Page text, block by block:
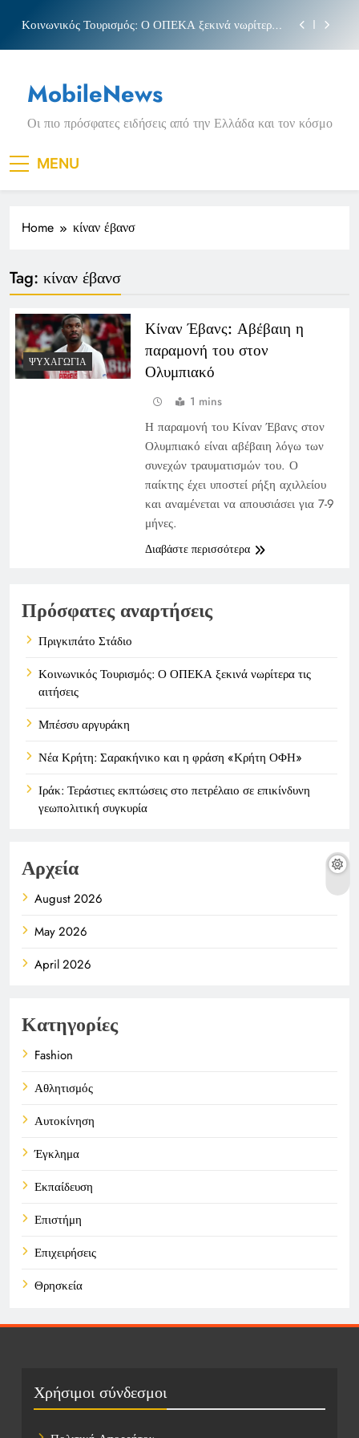
content
Κοινωνικός Τουρισμός: Ο ΟΠΕΚΑ ξεκινά νωρίτερα
Νέα Κρήτη: Σαρακήνικο και η φράση «Κρήτη
ΟΦΗ»
Πριγκιπάτο Στάδιο
Κοινωνικός Τουρισμός: Ο ΟΠΕΚΑ ξεκινά νωρίτερα
τις αιτήσεις
Μπέσσυ αργυράκη
Νέα Κρήτη: Σαρακήνικο και η φράση «Κρήτη
MobileNews
Οι πιο πρόσφατες ειδήσεις από την Ελλάδα και τον κόσμο
MENU
Home κίναν έβανσ
Tag: κίναν έβανσ
ΨΥΧΑΓΩΓΊΑ
Κίναν Έβανς: Αβέβαιη η
παραμονή του στον
Ολυμπιακό
1 mins
Η παραμονή του Κίναν Έβανς στον
Ολυμπιακό είναι αβέβαιη λόγω των
συνεχών τραυματισμών του. Ο
παίκτης έχει υποστεί ρήξη αχιλλείου
και αναμένεται να απουσιάσει για 7-9
μήνες.
Διαβάστε περισσότερα
Πρόσφατες αναρτήσεις
Πριγκιπάτο Στάδιο
Κοινωνικός Τουρισμός: Ο ΟΠΕΚΑ ξεκινά νωρίτερα τις
αιτήσεις
Μπέσσυ αργυράκη
Νέα Κρήτη: Σαρακήνικο και η φράση «Κρήτη ΟΦΗ»
Ιράκ: Τεράστιες εκπτώσεις στο πετρέλαιο σε επικίνδυνη
γεωπολιτική συγκυρία
Αρχεία
August 2026
May 2026
April 2026
Κατηγορίες
Fashion
Αθλητισμός
Αυτοκίνηση
Έγκλημα
Εκπαίδευση
Επιστήμη
Επιχειρήσεις
Θρησκεία
Πολιτική
Χρήσιμοι σύνδεσμοι